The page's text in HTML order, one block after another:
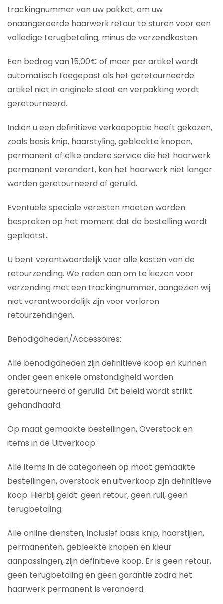
trackingnummer van uw pakket, om uw
onaangeroerde haarwerk retour te sturen voor een
volledige terugbetaling, minus de verzendkosten.
Een bedrag van 15,00€ of meer per artikel wordt
automatisch toegepast als het geretourneerde
artikel niet in originele staat en verpakking wordt
geretourneerd.
Indien u een definitieve verkoopoptie heeft gekozen,
zoals basis knip, haarstyling, gebleekte knopen,
permanent of elke andere service die het haarwerk
permanent verandert, kan het haarwerk niet langer
worden geretourneerd of geruild.
Eventuele speciale vereisten moeten worden
besproken op het moment dat de bestelling wordt
geplaatst.
U bent verantwoordelijk voor alle kosten van de
retourzending. We raden aan om te kiezen voor
verzending met een trackingnummer, aangezien wij
niet verantwoordelijk zijn voor verloren
retourzendingen.
Benodigdheden/Accessoires:
Alle benodigdheden zijn definitieve koop en kunnen
onder geen enkele omstandigheid worden
geretourneerd of geruild. Dit beleid wordt strikt
gehandhaafd.
Op maat gemaakte bestellingen, Overstock en
items in de Uitverkoop:
Alle items in de categorieën op maat gemaakte
bestellingen, overstock en uitverkoop zijn definitieve
koop. Hierbij geldt: geen retour, geen ruil, geen
terugbetaling.
Alle online diensten, inclusief basis knip, haarstijlen,
permanenten, gebleekte knopen en kleur
aanpassingen, zijn definitieve koop. Er is geen retour,
geen terugbetaling en geen garantie zodra het
haarwerk permanent is veranderd.